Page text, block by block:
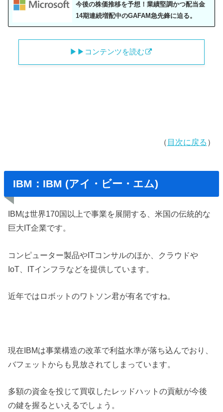
今後の株価推移を予想！業績堅調かつ配当金
14期連続増配中のGAFAM急先鋒に迫る。
▶︎▶︎コンテンツを読む
（ 目次に戻る ）
IBM：IBM (アイ・ビー・エム)
IBMは世界170国以上で事業を展開する、米国の伝統的な
巨大IT企業です。
コンピューター製品やITコンサルのほか、クラウドや
IoT、ITインフラなどを提供しています。
近年ではロボットのワトソン君が有名ですね。
現在IBMは事業構造の改革で利益水準が落ち込んでおり、
バフェットからも見放されてしまっています。
多額の資金を投じて買収したレッドハットの貢献が今後
の鍵を握るといえるでしょう。